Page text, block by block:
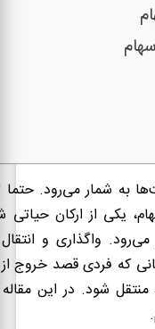
به شمار می‌رود. حتما
یکی از ارکان
واگذاری و
که فردی قصد خروج
شود. در این